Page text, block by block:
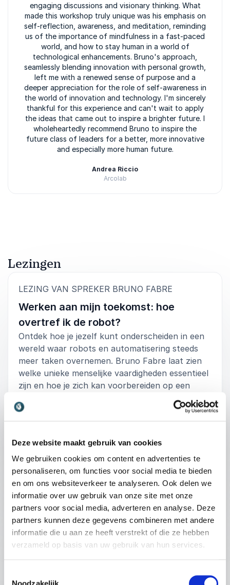
Deze website maakt gebruik van cookies
We gebruiken cookies om content en advertenties te
personaliseren, om functies voor social media te bieden
en om ons websiteverkeer te analyseren. Ook delen we
informatie over uw gebruik van onze site met onze
partners voor social media, adverteren en analyse. Deze
partners kunnen deze gegevens combineren met andere
informatie die u aan ze heeft verstrekt of die ze hebben
verzameld op basis van uw gebruik van hun services.
Noodzakelijk
engaging discussions and visionary thinking. What
made this workshop truly unique was his emphasis on
self-reflection, awareness, and meditation, reminding
us of the importance of mindfulness in a fast-paced
world, and how to stay human in a world of
technological enhancements. Bruno's approach,
seamlessly blending innovation with personal growth,
left me with a renewed sense of purpose and a
deeper appreciation for the role of self-awareness in
the world of innovation and technology. I'm sincerely
thankful for this experience and can't wait to apply
the ideas that came out to inspire a brighter future. I
wholeheartedly recommend Bruno to inspire the
future class of leaders for a better, more innovative
and especially more human future.
Andrea Riccio
Arcolab
Lezingen
LEZING VAN SPREKER BRUNO FABRE
Werken aan mijn toekomst: hoe
overtref ik de robot?
Ontdek hoe je jezelf kunt onderscheiden in een
wereld waar robots en automatisering steeds
meer taken overnemen. Bruno Fabre laat zien
welke unieke menselijke vaardigheden essentieel
zijn en hoe je zich kan voorbereiden op een
samenwerken.
Vraag vrijblijvend info aan: Bruno Fabre Werken
LEZING VAN SPREKER BRUNO FABRE:
Kunstmatige Intelligentie
Welkom bij een reis naar de toekomst, vandaag.
Kunstmatige Intelligentie is niet zomaar een
in een ongekend tempo hervormt. Van het
van menselijk potentieel, AI is niet alleen een
+Lees meer
: Bruno Fabre